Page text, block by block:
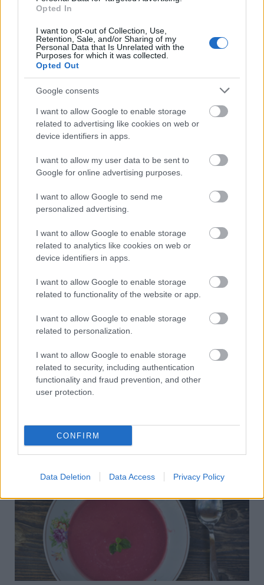
Opted In
I want to opt-out of Collection, Use,
Retention, Sale, and/or Sharing of my
Personal Data that Is Unrelated with the
Purposes for which it was collected.
Opted Out
Google consents
I want to allow Google to enable storage
related to advertising like cookies on web or
device identifiers in apps.
I want to allow my user data to be sent to
Google for online advertising purposes.
I want to allow Google to send me
personalized advertising.
I want to allow Google to enable storage
related to analytics like cookies on web or
device identifiers in apps.
I want to allow Google to enable storage
related to functionality of the website or app.
I want to allow Google to enable storage
related to personalization.
I want to allow Google to enable storage
related to security, including authentication
functionality and fraud prevention, and other
user protection.
CONFIRM
Data Deletion Data Access Privacy Policy
Az így kinyert magok mehetnek
gyümölcssalátába, joghurtba, desszertekre,
de sós közel-keleti köretekhez, bulgurhoz,
padlizsánhoz isnagyon jól passzol, lezárt
dobozban, a hűtőben napokig eláll,
nassolnivalónak magában sem megvetendő.
Fotók: Ács Bori/Só&Bors
gránátalma
gyümölcskalauz
Kapcsolódó receptek
Kétszínű paradicsomleves - Más ízű a sárga